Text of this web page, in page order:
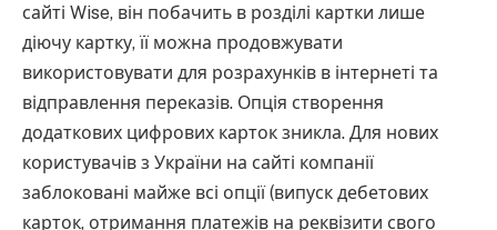
сайті Wise, він побачить в розділі картки лише
діючу картку, її можна продовжувати
використовувати для розрахунків в інтернеті та
відправлення переказів. Опція створення
додаткових цифрових карток зникла. Для нових
користувачів з України на сайті компанії
заблоковані майже всі опції (випуск дебетових
карток, отримання платежів на реквізити свого